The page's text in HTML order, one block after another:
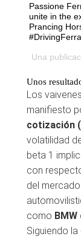
Passione
unite in the
Prancing
Una
Unos
Los
manifiesto
cotización
volatilidad
beta 1
con
del
como BMW
Siguiendo